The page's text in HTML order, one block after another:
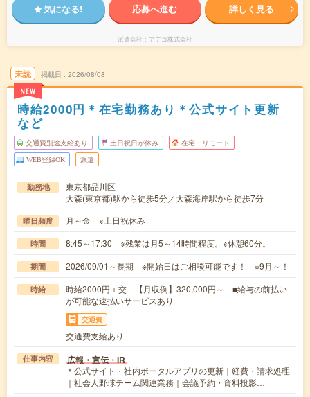
気になる! 応募へ進む 詳しく見る
派遣会社 アデコ株式会社
未読
NEW
掲載日 2026/08/08
時給2000円＊在宅勤務あり＊公式サイト更新
など
交通費別途支給あり 土日祝日が休み 在宅・リモート
WEB登録OK 派遣
勤務地
東京都品川区
大森(東京都)駅から徒歩5分／大森海岸駅から徒歩7分
曜日頻度 月～金 ※土日祝休み
時間 8:45～17:30 ※残業は月5～14時間程度。※休憩60分。
期間 2026/09/01～長期 ※開始日はご相談可能です！ ※9月～！
時給
時給2000円＋交 【月収例】320,000円～ ■給与の前払い
が可能な速払いサービスあり
交通費
交通費支給あり
仕事内容 広報・宣伝・IR
＊公式サイト・社内ポータルアプリの更新｜経費・請求処理
｜社会人野球チーム関連業務｜会議予約・資料投影…